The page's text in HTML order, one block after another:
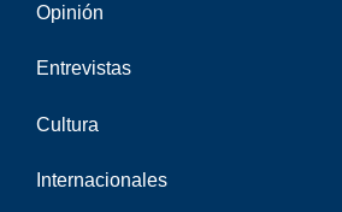
Opinión
Entrevistas
Cultura
Internacionales